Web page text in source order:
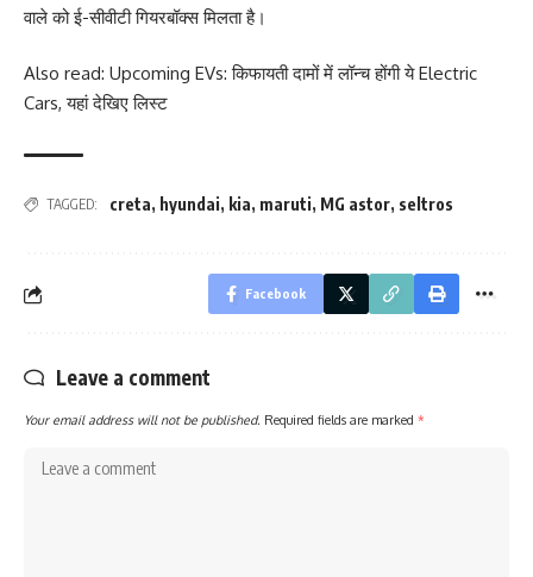
वाले को ई-सीवीटी गियरबॉक्स मिलता है।
Also read: Upcoming EVs: किफायती दामों में लॉन्च होंगी ये Electric
Cars, यहां देखिए लिस्ट
TAGGED: creta, hyundai, kia, maruti, MG astor, seltros
Facebook
Leave a comment
Your email address will not be published. Required fields are marked *